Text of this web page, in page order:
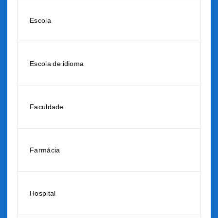
Escola
Escola de idioma
Faculdade
Farmácia
Hospital